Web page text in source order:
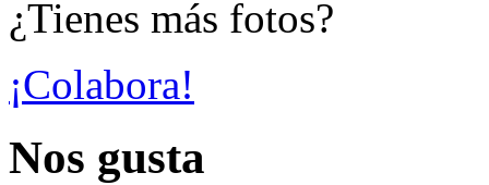
¿Tienes más fotos?
¡Colabora!
Nos gusta